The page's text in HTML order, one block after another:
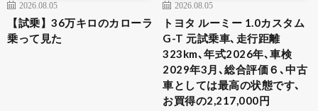
2026.08.05
【試乗】36万キロのカローラ
乗って見た
2026.08.05
トヨタ ルーミー 1.0カスタム
G-T 元試乗車､走行距離
323km､年式2026年､車検
2029年3月､総合評価６､中古
車としては最高の状態です､
お買得の2,217,000円